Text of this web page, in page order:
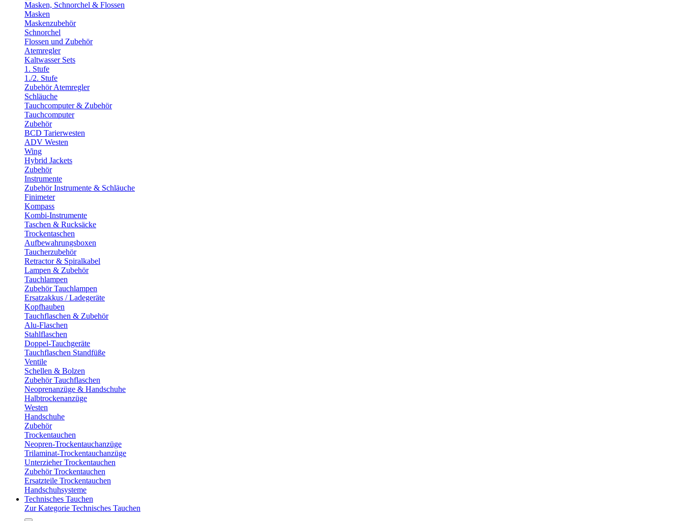
Masken, Schnorchel & Flossen
Masken
Maskenzubehör
Schnorchel
Flossen und Zubehör
Atemregler
Kaltwasser Sets
1. Stufe
1./2. Stufe
Zubehör Atemregler
Schläuche
Tauchcomputer & Zubehör
Tauchcomputer
Zubehör
BCD Tarierwesten
ADV Westen
Wing
Hybrid Jackets
Zubehör
Instrumente
Zubehör Instrumente & Schläuche
Finimeter
Kompass
Kombi-Instrumente
Taschen & Rucksäcke
Trockentaschen
Aufbewahrungsboxen
Taucherzubehör
Retractor & Spiralkabel
Lampen & Zubehör
Tauchlampen
Zubehör Tauchlampen
Ersatzakkus / Ladegeräte
Kopfhauben
Tauchflaschen & Zubehör
Alu-Flaschen
Stahlflaschen
Doppel-Tauchgeräte
Tauchflaschen Standfüße
Ventile
Schellen & Bolzen
Zubehör Tauchflaschen
Neoprenanzüge & Handschuhe
Halbtrockenanzüge
Westen
Handschuhe
Zubehör
Trockentauchen
Neopren-Trockentauchanzüge
Trilaminat-Trockentauchanzüge
Unterzieher Trockentauchen
Zubehör Trockentauchen
Ersatzteile Trockentauchen
Handschuhsysteme
Technisches Tauchen
Zur Kategorie Technisches Tauchen